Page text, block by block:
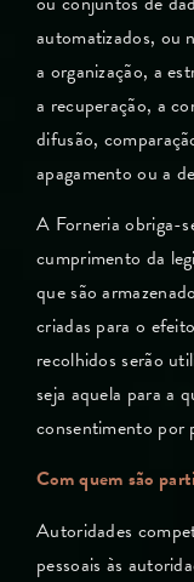
automatizados, ou
a organização, a
a recuperação, a
difusão,
apagamento ou a
A Forneria obriga-
cumprimento da
que são
criadas para o
recolhidos serão
seja aquela para a
consentimento por
Com quem são
Autoridades
pessoais às